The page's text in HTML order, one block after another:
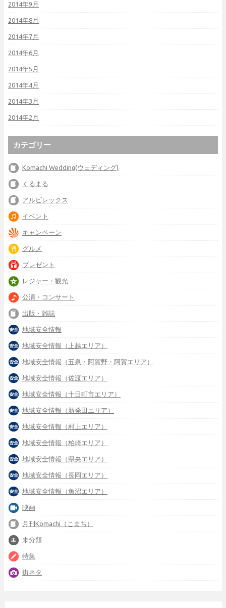
2014年9月
2014年8月
2014年7月
2014年6月
2014年5月
2014年4月
2014年3月
2014年2月
カテゴリー
Komachi Wedding(ウェディング)
くるまる
アルビレックス
イベント
キャンペーン
グルメ
プレゼント
レジャー・観光
公演・コンサート
出版・雑誌
地域安全情報
地域安全情報（上越エリア）
地域安全情報（五泉・阿賀野・阿賀エリア）
地域安全情報（佐渡エリア）
地域安全情報（十日町市エリア）
地域安全情報（新発田エリア）
地域安全情報（村上エリア）
地域安全情報（柏崎エリア）
地域安全情報（県央エリア）
地域安全情報（長岡エリア）
地域安全情報（魚沼エリア）
映画
月刊Komachi（こまち）
未分類
特集
街ネタ